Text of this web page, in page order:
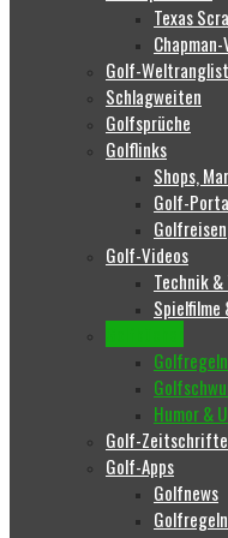
Texas
Golf-
Schlagweiten
Golfsprüche
Golflinks
Shops,
Golf-
Golfreisen
Golf-Videos
Technik
Humor &
Golf-
Golf-Apps
Golfnews